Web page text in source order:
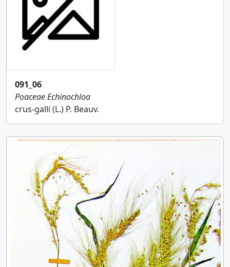
091_06
PoaceaeEchinochloa
crus-galli (L.) P. Beauv.